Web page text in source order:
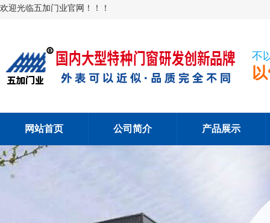
欢迎光临五加门业官网！！！
不
网站首页 公司简介 产品展示